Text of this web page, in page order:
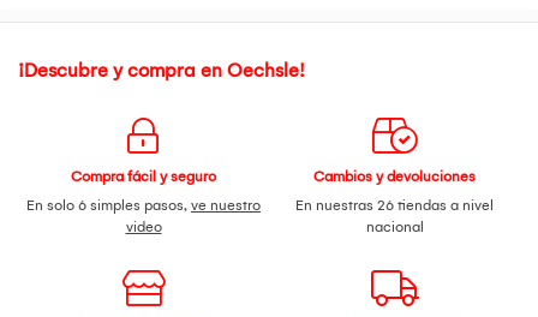
¡Descubre y compra en Oechsle!
Compra fácil y seguro
En solo 6 simples pasos, ve nuestro
video
Cambios y devoluciones
En nuestras 26 tiendas a nivel
nacional